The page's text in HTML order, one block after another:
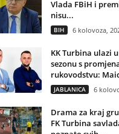
Vlada FBiH i
nisu...
BIH 6 kolovoza,
KK Turbina ulazi
sezonu s
rukovodstvu:
JABLANICA 6
Drama za kraj
FK Turbina